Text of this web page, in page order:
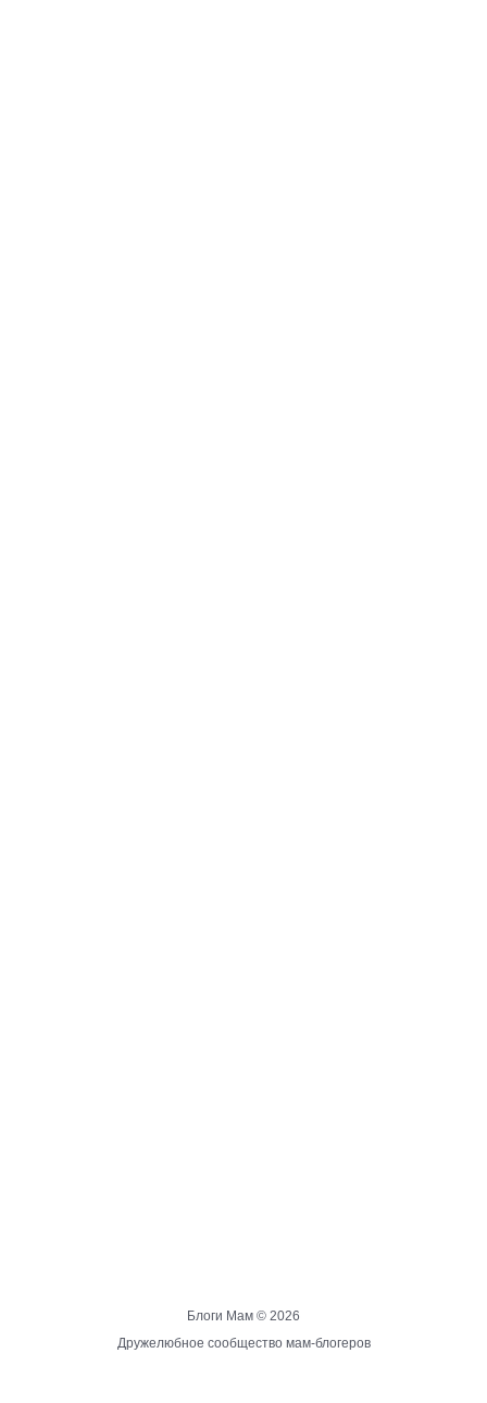
Блоги Мам © 2026
Дружелюбное сообщество мам-блогеров